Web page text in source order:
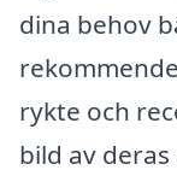
dina behov
rykte och
bild av